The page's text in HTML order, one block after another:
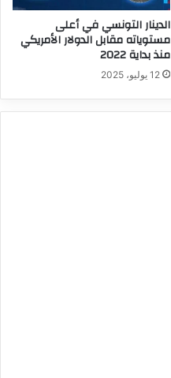
الدينار التونسي في أعلى
مستوياته مقابل الدولار الأمريكي
منذ بداية 2022
12 يوليو، 2025